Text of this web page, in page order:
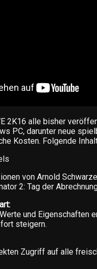
2K16 alle bisher
PC, darunter neue
Kosten. Folgende
von Arnold
2: Tag der
und Eigenschaften
steigern.
Zugriff auf alle